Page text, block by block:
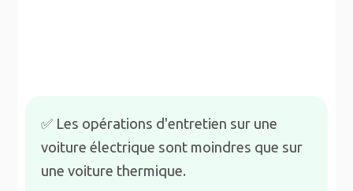
✅ Les opérations d'entretien sur une
voiture électrique sont moindres que sur
une voiture thermique.